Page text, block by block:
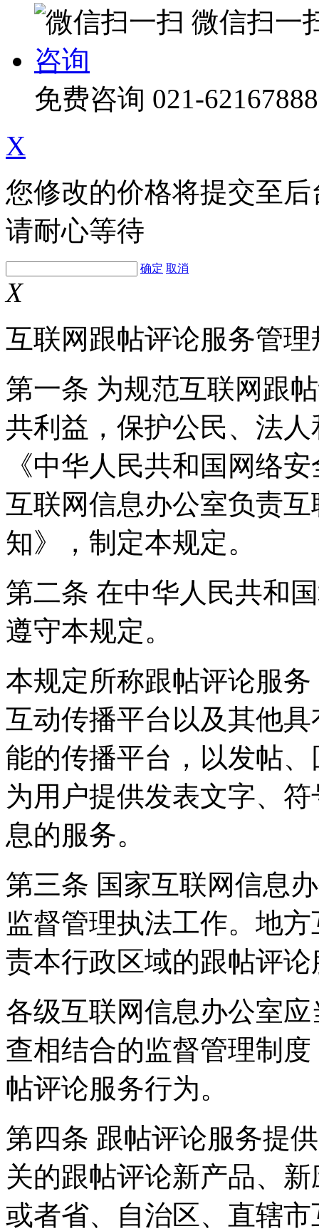
微信扫一
咨询
免费咨询 021-62167888
X
您修改的价格将提交至
请耐心等待
确定 取消
X
互联网跟帖评论服务管理
第一条 为规范互联网跟
共利益，保护公民、法
《中华人民共和国网络
互联网信息办公室负责
知》，制定本规定。
第二条 在中华人民共和
遵守本规定。
本规定所称跟帖评论服
互动传播平台以及其他
能的传播平台，以发帖
为用户提供发表文字、
息的服务。
第三条 国家互联网信息
监督管理执法工作。地
责本行政区域的跟帖评
各级互联网信息办公室
查相结合的监督管理制
帖评论服务行为。
第四条 跟帖评论服务提
关的跟帖评论新产品、
或者省、自治区、直辖